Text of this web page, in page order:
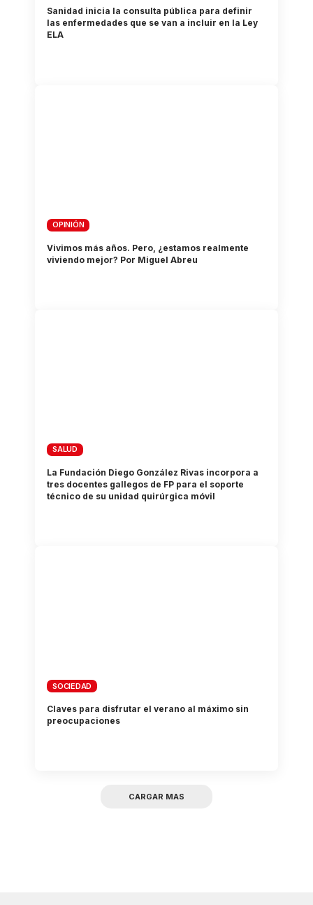
Sanidad inicia la consulta pública para definir
las enfermedades que se van a incluir en la Ley
ELA
OPINIÓN
Vivimos más años. Pero, ¿estamos realmente
viviendo mejor? Por Miguel Abreu
SALUD
La Fundación Diego González Rivas incorpora a
tres docentes gallegos de FP para el soporte
técnico de su unidad quirúrgica móvil
SOCIEDAD
Claves para disfrutar el verano al máximo sin
preocupaciones
CARGAR MAS